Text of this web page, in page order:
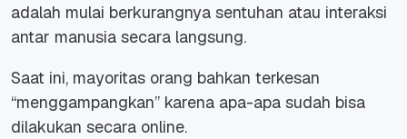
adalah mulai berkurangnya sentuhan atau interaksi
antar manusia secara langsung.
Saat ini, mayoritas orang bahkan terkesan
“menggampangkan” karena apa-apa sudah bisa
dilakukan secara online.